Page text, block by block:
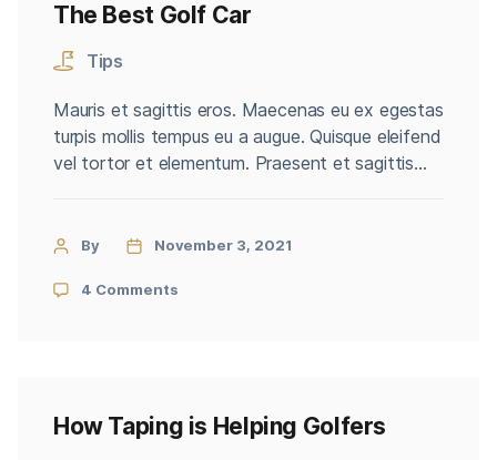
The Best Golf Car
Tips
Mauris et sagittis eros. Maecenas eu ex egestas
turpis mollis tempus eu a augue. Quisque eleifend
vel tortor et elementum. Praesent et sagittis
dignissim dolor. Aliquam interdum, tortor a
aliquam nisl neque vitae magna. […]
By November 3, 2021
4 Comments
How Taping is Helping Golfers